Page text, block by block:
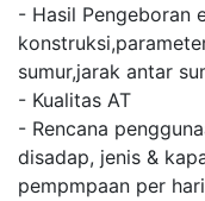
- Hasil Pengeboran
sumur,jarak antar
- Kualitas AT
- Rencana
disadap, jenis &
pempmpaan per hari